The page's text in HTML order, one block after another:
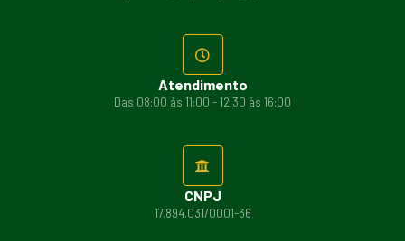
Atendimento
Das 08:00 às 11:00 - 12:30 às 16:00
CNPJ
17.894.031/0001-36